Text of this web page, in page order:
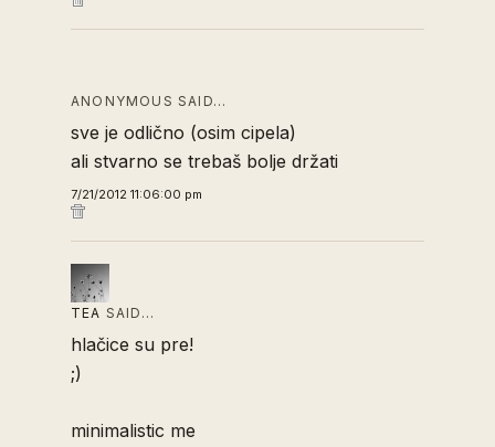
ANONYMOUS SAID…
sve je odlično (osim cipela)
ali stvarno se trebaš bolje držati
7/21/2012 11:06:00 pm
TEA SAID…
hlačice su pre!
;)
minimalistic me